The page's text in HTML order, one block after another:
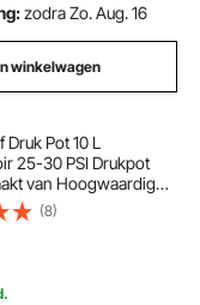
zodra Zo. Aug. 16
winkelwagen
Druk Pot 10 L
25-30 PSI Drukpot
van Hoogwaardig
met Spuitpistool,
Mondstuk, 10'
voor
Schilderen
(8)